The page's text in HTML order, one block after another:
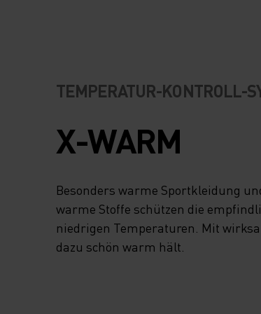
NTSTEHUNG
EICHE P
IEGT
ER HAUT,
TEMPERATUR-KONTROLL-
X-WARM
Besonders warme Sportkleidung
warme Stoffe schützen die
niedrigen Temperaturen. Mit
dazu schön warm hält.